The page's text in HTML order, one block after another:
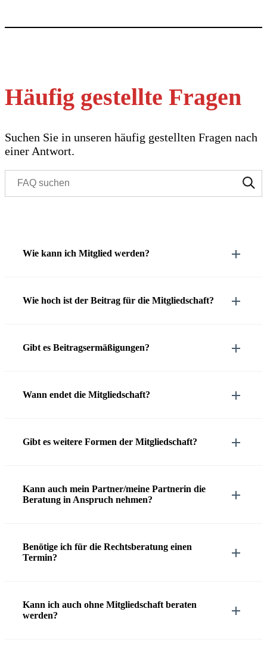
Häufig gestellte Fragen
Suchen Sie in unseren häufig gestellten Fragen nach
einer Antwort.
Wie kann ich Mitglied werden?
Wie hoch ist der Beitrag für die Mitgliedschaft?
Gibt es Beitragsermäßigungen?
Wann endet die Mitgliedschaft?
Gibt es weitere Formen der Mitgliedschaft?
Kann auch mein Partner/meine Partnerin die
Beratung in Anspruch nehmen?
Benötige ich für die Rechtsberatung einen
Termin?
Kann ich auch ohne Mitgliedschaft beraten
werden?